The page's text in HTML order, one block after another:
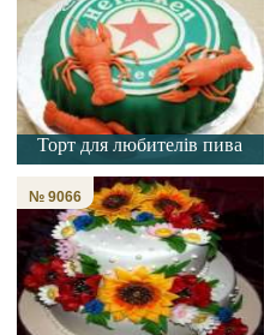
Торт для любителів пива
№ 9066